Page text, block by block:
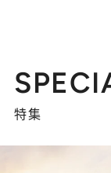
特集